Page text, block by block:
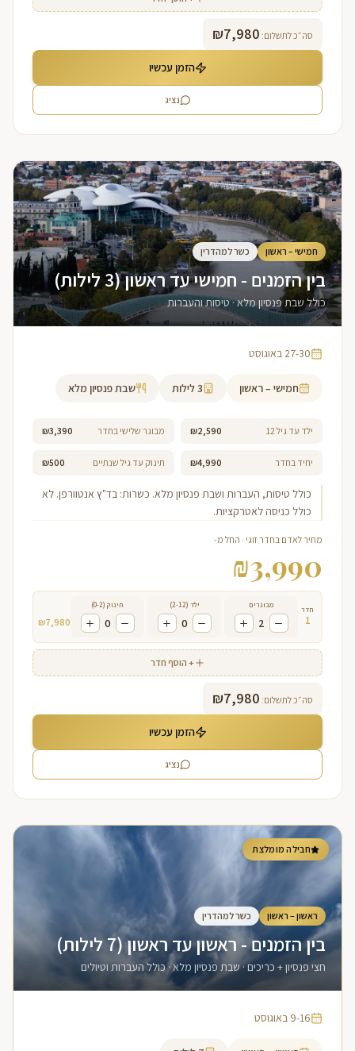
סה״כ לתשלום: ₪7,980
הזמן עכשיו
נציג
חמישי – ראשון כשר למהדרין
בין הזמנים - חמישי עד ראשון (3 לילות)
כולל שבת פנסיון מלא · טיסות והעברות
27-30 באוגוסט
חמישי – ראשון 3לילות שבת פנסיון מלא
ילד עד גיל 12 ₪2,590 מבוגר שלישי בחדר ₪3,390
יחיד בחדר ₪4,990 תינוק עד גיל שנתיים ₪500
כולל טיסות, העברות ושבת פנסיון מלא. כשרות: בד"ץ אנטוורפן. לא
כולל כניסה לאטרקציות.
מחיר לאדם בחדר זוגי · החל מ-
₪3,990
חדר
1
מבוגרים
2
ילד (2-12)
0
תינוק (0-2)
0
₪7,980
+ הוסף חדר
סה״כ לתשלום: ₪7,980
הזמן עכשיו
נציג
חבילה מומלצת
ראשון – ראשון כשר למהדרין
בין הזמנים - ראשון עד ראשון (7 לילות)
חצי פנסיון + כריכים · שבת פנסיון מלא · כולל העברות וטיולים
9-16 באוגוסט